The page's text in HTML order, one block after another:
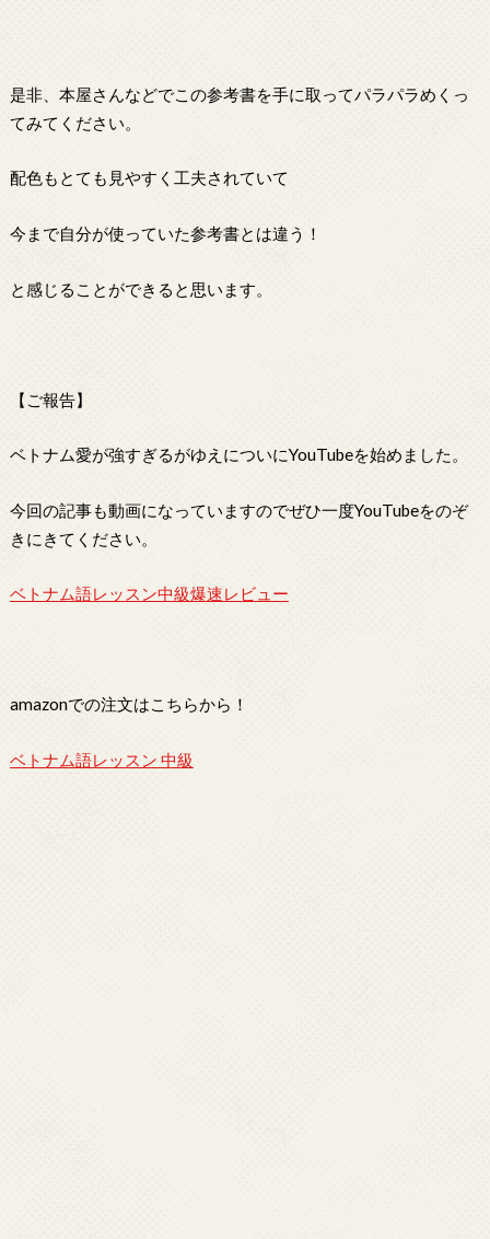
是非、本屋さんなどでこの参考書を手に取ってパラパラめくっ
てみてください。
配色もとても見やすく工夫されていて
今まで自分が使っていた参考書とは違う！
と感じることができると思います。
【ご報告】
ベトナム愛が強すぎるがゆえについにYouTubeを始めました。
今回の記事も動画になっていますのでぜひ一度YouTubeをのぞ
きにきてください。
ベトナム語レッスン中級爆速レビュー
amazonでの注文はこちらから！
ベトナム語レッスン 中級